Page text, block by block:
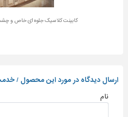
کابینت کلاسیک جلوه ای خاص و چشم
ارسال دیدگاه در مورد این محصول /
نام